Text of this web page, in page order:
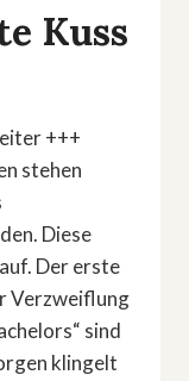
Kuss
+++
stehen
Diese
Der erste
Verzweiflung
sind
klingelt